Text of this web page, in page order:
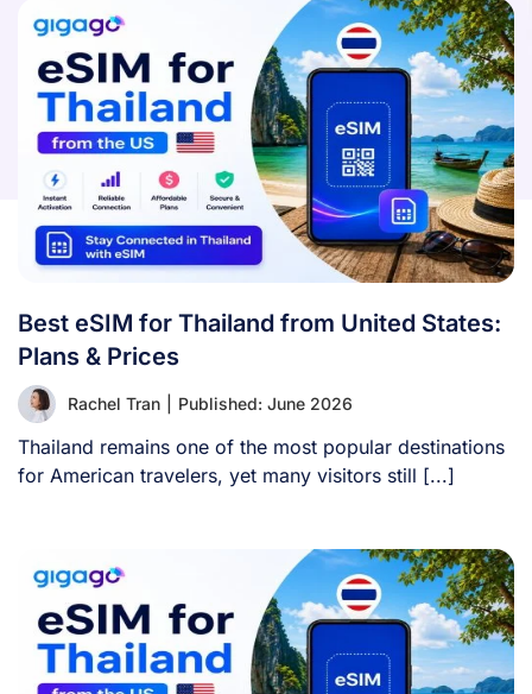
Best eSIM for Thailand from United States:
Plans & Prices
Rachel Tran Published: June 2026
Thailand remains one of the most popular destinations
for American travelers, yet many visitors still [...]